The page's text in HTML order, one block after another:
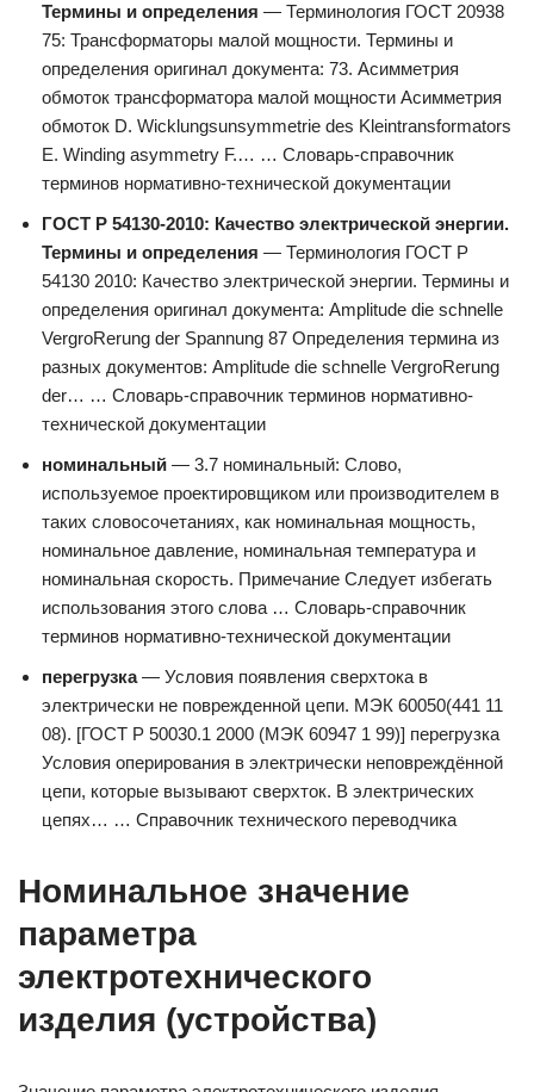
Термины и определения — Терминология ГОСТ 20938
75: Трансформаторы малой мощности. Термины и
определения оригинал документа: 73. Асимметрия
обмоток трансформатора малой мощности Асимметрия
обмоток D. Wicklungsunsymmetrie des Kleintransformators
E. Winding asymmetry F.… … Словарь-справочник
терминов нормативно-технической документации
ГОСТ Р 54130-2010: Качество электрической энергии.
Термины и определения — Терминология ГОСТ Р
54130 2010: Качество электрической энергии. Термины и
определения оригинал документа: Amplitude die schnelle
VergroRerung der Spannung 87 Определения термина из
разных документов: Amplitude die schnelle VergroRerung
der… … Словарь-справочник терминов нормативно-
технической документации
номинальный — 3.7 номинальный: Слово,
используемое проектировщиком или производителем в
таких словосочетаниях, как номинальная мощность,
номинальное давление, номинальная температура и
номинальная скорость. Примечание Следует избегать
использования этого слова … Словарь-справочник
терминов нормативно-технической документации
перегрузка— Условия появления сверхтока в
электрически не поврежденной цепи. МЭК 60050(441 11
08). [ГОСТ Р 50030.1 2000 (МЭК 60947 1 99)] перегрузка
Условия оперирования в электрически неповреждённой
цепи, которые вызывают сверхток. В электрических
цепях… … Справочник технического переводчика
Номинальное значение
параметра
электротехнического
изделия (устройства)